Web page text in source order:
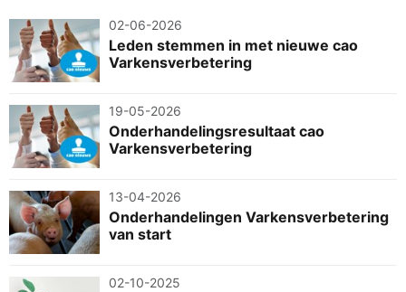
02-06-2026
Leden stemmen in met nieuwe cao
Varkensverbetering
19-05-2026
Onderhandelingsresultaat cao
Varkensverbetering
13-04-2026
Onderhandelingen Varkensverbetering
van start
02-10-2025